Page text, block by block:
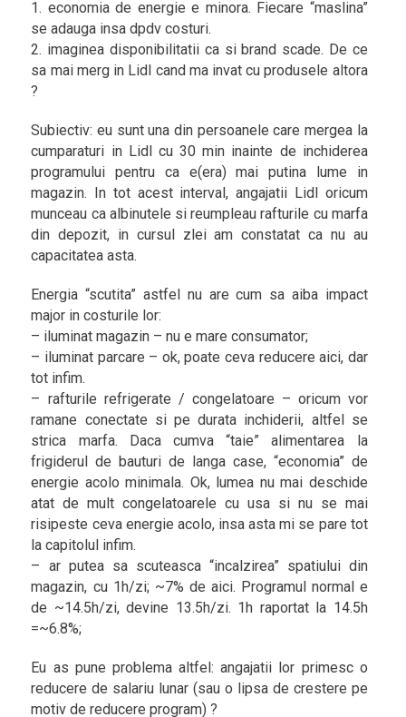
1. economia de energie e minora. Fiecare “maslina”
se adauga insa dpdv costuri.
2. imaginea disponibilitatii ca si brand scade. De ce
sa mai merg in Lidl cand ma invat cu produsele altora
?
Subiectiv: eu sunt una din persoanele care mergea la
cumparaturi in Lidl cu 30 min inainte de inchiderea
programului pentru ca e(era) mai putina lume in
magazin. In tot acest interval, angajatii Lidl oricum
munceau ca albinutele si reumpleau rafturile cu marfa
din depozit, in cursul zlei am constatat ca nu au
capacitatea asta.
Energia “scutita” astfel nu are cum sa aiba impact
major in costurile lor:
– iluminat magazin – nu e mare consumator;
– iluminat parcare – ok, poate ceva reducere aici, dar
tot infim.
– rafturile refrigerate / congelatoare – oricum vor
ramane conectate si pe durata inchiderii, altfel se
strica marfa. Daca cumva “taie” alimentarea la
frigiderul de bauturi de langa case, “economia” de
energie acolo minimala. Ok, lumea nu mai deschide
atat de mult congelatoarele cu usa si nu se mai
risipeste ceva energie acolo, insa asta mi se pare tot
la capitolul infim.
– ar putea sa scuteasca “incalzirea” spatiului din
magazin, cu 1h/zi; ~7% de aici. Programul normal e
de ~14.5h/zi, devine 13.5h/zi. 1h raportat la 14.5h
=~6.8%;
Eu as pune problema altfel: angajatii lor primesc o
reducere de salariu lunar (sau o lipsa de crestere pe
motiv de reducere program) ?